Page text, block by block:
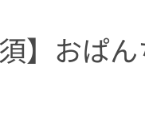
】おぱ